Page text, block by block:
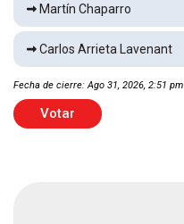
Muere el
Local 1 min
Vuelca tras
Local
Martín Chaparro
Carlos Arrieta Lavenant
Fecha de cierre: Ago 31, 2026, 2:51 pm
Votar